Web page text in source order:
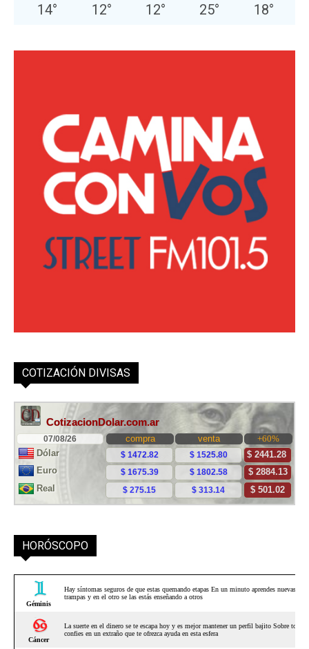
14° 12° 12° 25° 18°
COTIZACIÓN DIVISAS
HORÓSCOPO